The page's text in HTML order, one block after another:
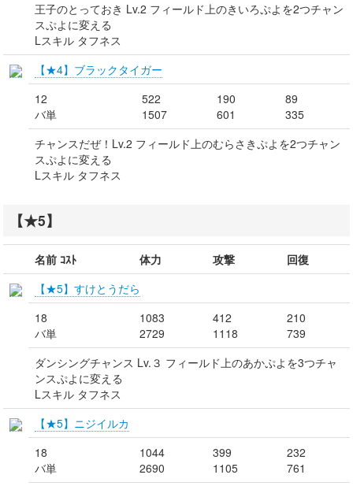
王子のとっておき Lv.2 フィールド上のきいろぷよを2つチャン
スぷよに変える
Lスキル タフネス
【★4】ブラックタイガー
12
バ単
522
1507
190
601
89
335
チャンスだぜ！Lv.2 フィールド上のむらさきぷよを2つチャン
スぷよに変える
Lスキル タフネス
【★5】
名前 ｺｽﾄ 体力 攻撃
回復
【★5】すけとうだら
18
バ単
1083
2729
412
1118
210
739
ダンシングチャンス Lv.３ フィールド上のあかぷよを3つチャ
ンスぷよに変える
Lスキル タフネス
【★5】ニジイルカ
18
バ単
1044
2690
399
1105
232
761